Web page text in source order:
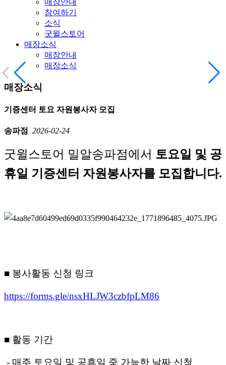
매장안내
참여하기
소식
굿윌스토어
매장소식
매장안내
매장소식
매장소식
기증센터 토요 자원봉사자 모집
송파점 2026-02-24
굿윌스토어 밀알송파점에서 토요일 및 공
휴일 기증센터 자원봉사자를 모집합니다.
■ 봉사활동 신청 링크
https://forms.gle/nsxHLJW3czbfpLM86
■ 활동 기간
- 매주 토요일 및 공휴일 중 가능한 날짜 신청